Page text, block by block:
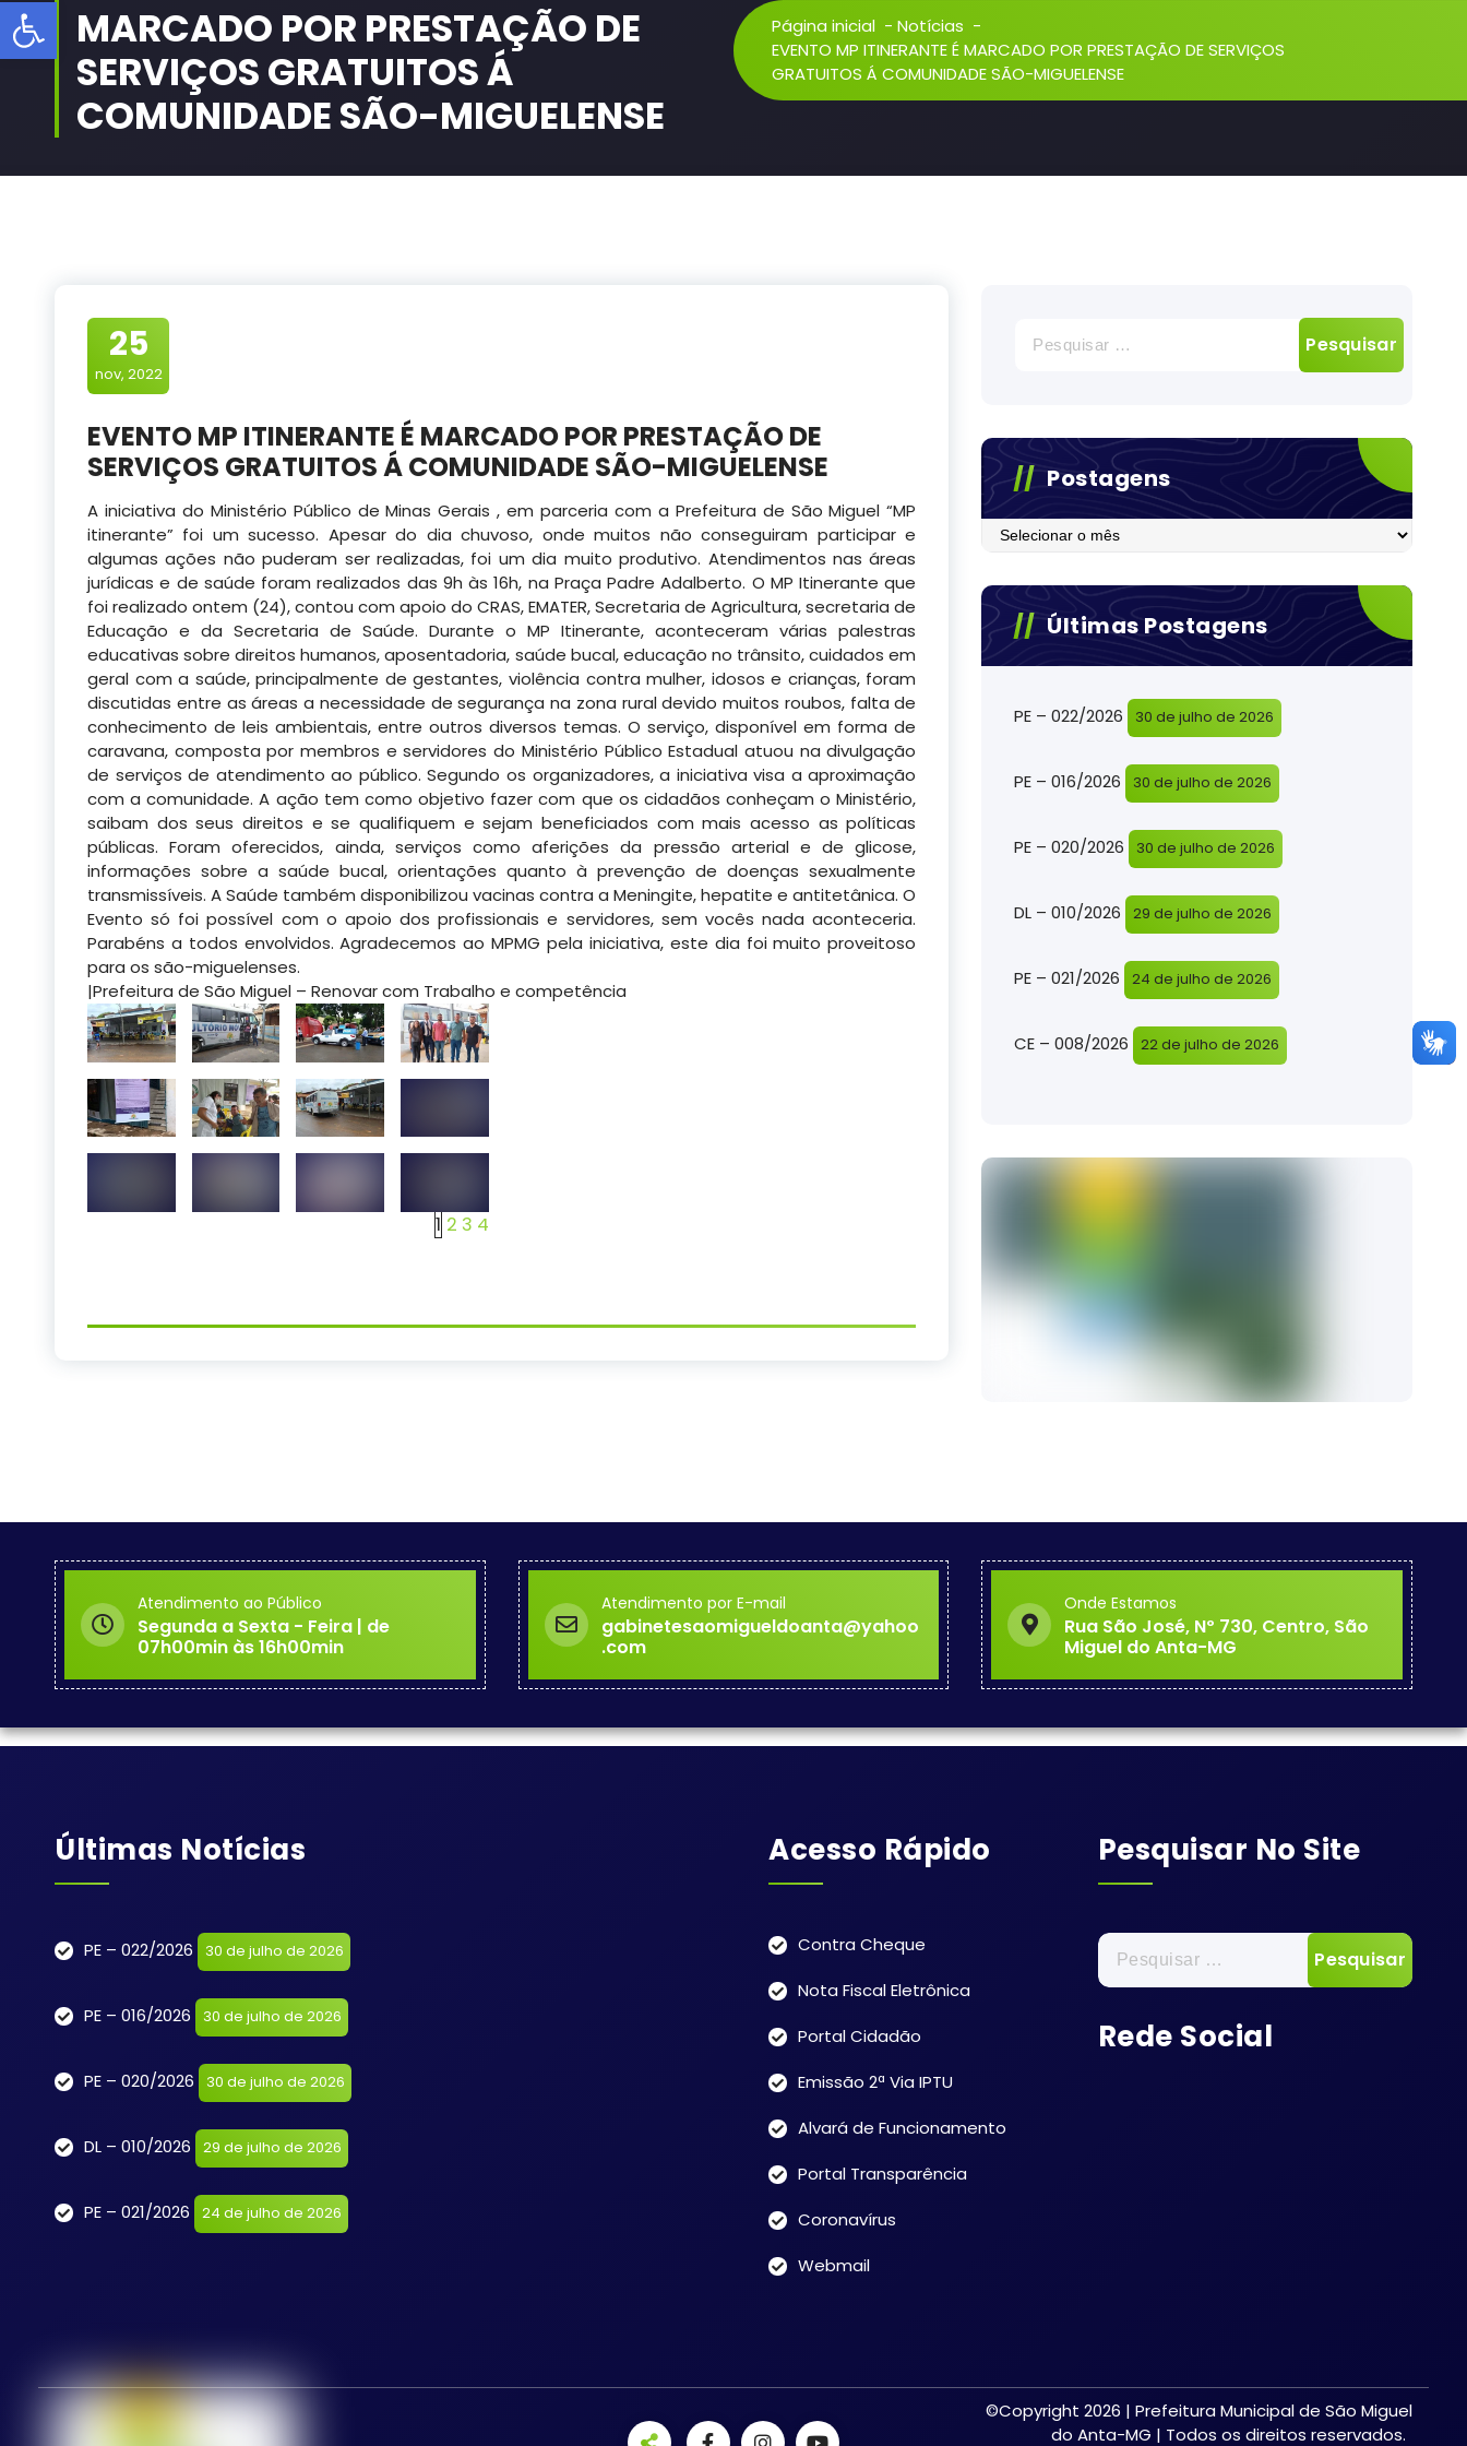
Barra de Ferramentas AbertaMARCADO POR PRESTAÇÃO DE
SERVIÇOS GRATUITOS Á
COMUNIDADE SÃO-MIGUELENSE
Página inicial - Notícias -
EVENTO MP ITINERANTE É MARCADO POR PRESTAÇÃO DE SERVIÇOS
GRATUITOS Á COMUNIDADE SÃO-MIGUELENSE
25
nov, 2022
EVENTO MP ITINERANTE É MARCADO POR PRESTAÇÃO DE
SERVIÇOS GRATUITOS Á COMUNIDADE SÃO-MIGUELENSE
A iniciativa do Ministério Público de Minas Gerais , em parceria com a Prefeitura de São Miguel “MP
itinerante” foi um sucesso. Apesar do dia chuvoso, onde muitos não conseguiram participar e
algumas ações não puderam ser realizadas, foi um dia muito produtivo. Atendimentos nas áreas
jurídicas e de saúde foram realizados das 9h às 16h, na Praça Padre Adalberto. O MP Itinerante que
foi realizado ontem (24), contou com apoio do CRAS, EMATER, Secretaria de Agricultura, secretaria de
Educação e da Secretaria de Saúde. Durante o MP Itinerante, aconteceram várias palestras
educativas sobre direitos humanos, aposentadoria, saúde bucal, educação no trânsito, cuidados em
geral com a saúde, principalmente de gestantes, violência contra mulher, idosos e crianças, foram
discutidas entre as áreas a necessidade de segurança na zona rural devido muitos roubos, falta de
conhecimento de leis ambientais, entre outros diversos temas. O serviço, disponível em forma de
caravana, composta por membros e servidores do Ministério Público Estadual atuou na divulgação
de serviços de atendimento ao público. Segundo os organizadores, a iniciativa visa a aproximação
com a comunidade. A ação tem como objetivo fazer com que os cidadãos conheçam o Ministério,
saibam dos seus direitos e se qualifiquem e sejam beneficiados com mais acesso as políticas
públicas. Foram oferecidos, ainda, serviços como aferições da pressão arterial e de glicose,
informações sobre a saúde bucal, orientações quanto à prevenção de doenças sexualmente
transmissíveis. A Saúde também disponibilizou vacinas contra a Meningite, hepatite e antitetânica. O
Evento só foi possível com o apoio dos profissionais e servidores, sem vocês nada aconteceria.
Parabéns a todos envolvidos. Agradecemos ao MPMG pela iniciativa, este dia foi muito proveitoso
para os são-miguelenses.
|Prefeitura de São Miguel – Renovar com Trabalho e competência
1 2 3 4
por:
Postagens
Postagens
Últimas Postagens
PE – 022/2026 30 de julho de 2026
PE – 016/2026 30 de julho de 2026
PE – 020/2026 30 de julho de 2026
DL – 010/2026 29 de julho de 2026
PE – 021/2026 24 de julho de 2026
CE – 008/2026 22 de julho de 2026
Atendimento ao Público
Segunda a Sexta - Feira | de
07h00min às 16h00min
Atendimento por E-mail
gabinetesaomigueldoanta@yahoo
.com
Onde Estamos
Rua São José, Nº 730, Centro, São
Miguel do Anta-MG
Últimas Notícias
PE – 022/2026 30 de julho de 2026
PE – 016/2026 30 de julho de 2026
PE – 020/2026 30 de julho de 2026
DL – 010/2026 29 de julho de 2026
PE – 021/2026 24 de julho de 2026
Acesso Rápido
Contra Cheque
Nota Fiscal Eletrônica
Portal Cidadão
Emissão 2ª Via IPTU
Alvará de Funcionamento
Portal Transparência
Coronavírus
Webmail
Pesquisar No Site
Pesquisar
por:
Rede Social
©Copyright 2026 | Prefeitura Municipal de São Miguel
do Anta-MG | Todos os direitos reservados.